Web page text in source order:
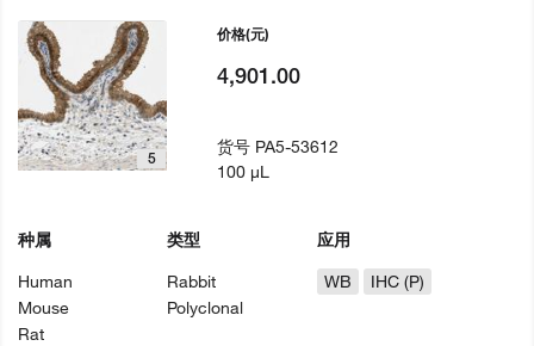
5
种属
Human
Mouse
Rat
类型
Rabbit
Polyclonal
应用
WB
IHC (P)
价格(元)
4,901.00
货号 PA5-53612
100 µL